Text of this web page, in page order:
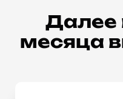
Далее
месяца